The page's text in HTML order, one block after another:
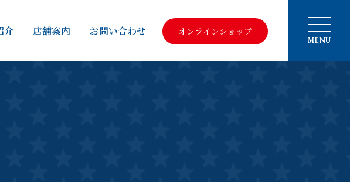
介 店舗案内 お問い合わせ オンラインショップ
MENU